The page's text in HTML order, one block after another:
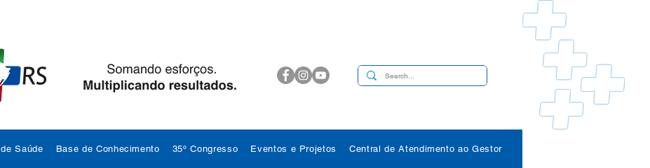
Saúde Base de Conhecimento 35º Congresso Eventos e Projetos Central de Atendimento ao Gestor